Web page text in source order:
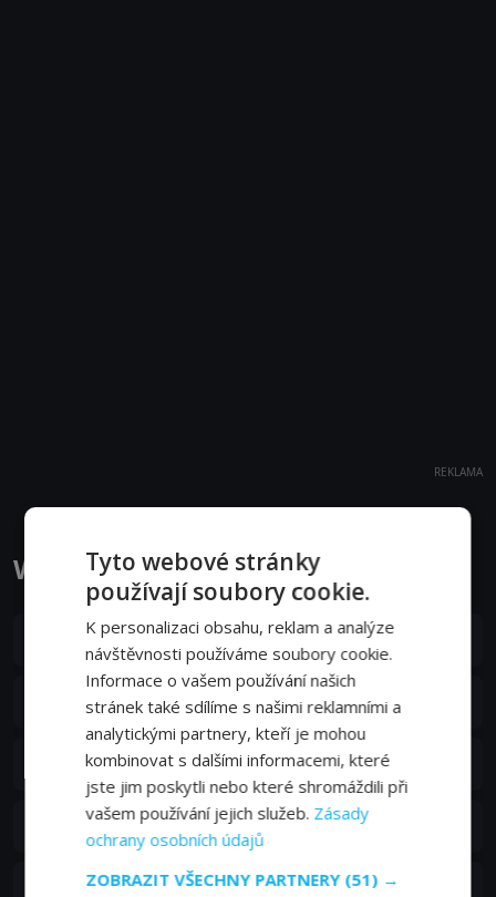
REKLAMA
Who Is America? epizody
7. epizoda:7. epizoda
26. 08. 2018
6. epizoda:6. epizoda
19. 08. 2018
5. epizoda:5. epizoda
4. epizoda:4. epizoda
3. epizoda:3. epizoda
Tyto webové stránky
používají soubory cookie.
K personalizaci obsahu, reklam a analýze
návštěvnosti používáme soubory cookie.
Informace o vašem používání našich
stránek také sdílíme s našimi reklamními a
analytickými partnery, kteří je mohou
kombinovat s dalšími informacemi, které
jste jim poskytli nebo které shromáždili při
vašem používání jejich služeb. Zásady
ochrany osobních údajů
ZOBRAZIT VŠECHNY PARTNERY (51) →